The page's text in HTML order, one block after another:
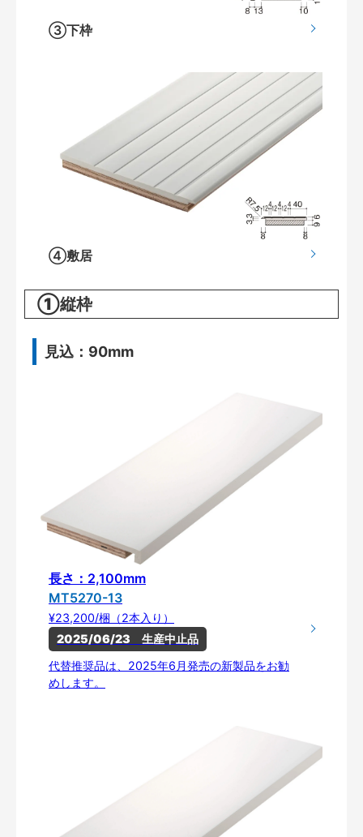
③下枠
④敷居
①縦枠
見込：90mm
長さ：2,100mm
MT5270-13
¥23,200/梱（2本入り）
2025/06/23　生産中止品
代替推奨品は、2025年6月発売の新製品をお勧
めします。